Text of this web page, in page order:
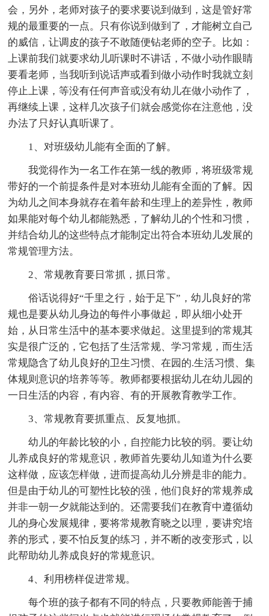
会，另外，老师对孩子的要求要说到做到，这是管好常
规的最重要的一点。只有你说到做到了，才能树立自己
的威信，让调皮的孩子不敢随便钻老师的空子。比如：
上课前我们就要求幼儿听课时不讲话，不做小动作眼睛
要看老师，当我听到说话声或看到做小动作时我就立刻
停止上课，等没有任何声音或没有幼儿在做小动作了，
再继续上课，这样几次孩子们就会感觉你在注意他，没
办法了只好认真听课了。
1、对班级幼儿能有全面的了解。
我觉得作为一名工作在第一线的教师，将班级常规
带好的一个前提条件是对本班幼儿能有全面的了解。因
为幼儿之间本身就存在着年龄和生理上的差异性，教师
如果能对每个幼儿都能熟悉，了解幼儿的个性和习惯，
并结合幼儿的这些特点才能制定出符合本班幼儿发展的
常规管理方法。
2、常规教育要日常抓，抓日常。
俗话说得好“千里之行，始于足下”，幼儿良好的常
规也是要从幼儿身边的每件小事做起，即从细小处开
始，从日常生活中的基本要求做起。这里提到的常规其
实是很广泛的，它包括了生活常规、学习常规，而生活
常规隐含了幼儿良好的卫生习惯、在园的.生活习惯、集
体规则意识的培养等等。教师都要根据幼儿在幼儿园的
一日生活的内容，有内容、有的开展教育教学工作。
3、常规教育要抓重点、反复地抓。
幼儿的年龄比较的小，自控能力比较的弱。要让幼
儿养成良好的常规意识，教师首先要幼儿知道为什么要
这样做，应该怎样做，进而提高幼儿分辨是非的能力。
但是由于幼儿的可塑性比较的强，他们良好的常规养成
并非一朝一夕就能达到的。还需要我们在教育中遵循幼
儿的身心发展规律，要将常规教育晓之以理，要讲究培
养的形式，要不怕反复的练习，并不断的改变形式，以
此帮助幼儿养成良好的常规意识。
4、利用榜样促进常规。
每个班的孩子都有不同的特点，只要教师能善于捕